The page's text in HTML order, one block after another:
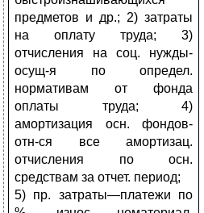
предметов и др.; 2) затраты
на оплату труда; 3)
отчисления на соц. нужды-
осущ-я по определ.
нормативам от фонда
оплаты труда; 4)
амортизация осн. фондов-
отн-ся все амортизац.
отчисления по осн.
средствам за отчет. период;
5) пр. затраты—платежи по